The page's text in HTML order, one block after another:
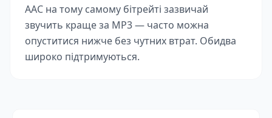
AAC на тому самому бітрейті зазвичай
звучить краще за MP3 — часто можна
опуститися нижче без чутних втрат. Обидва
широко підтримуються.